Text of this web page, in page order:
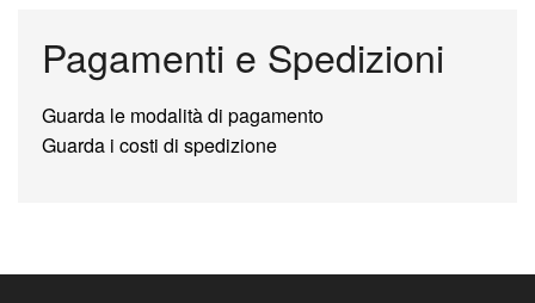
Pagamenti e Spedizioni
Guarda le modalità di pagamento
Guarda i costi di spedizione